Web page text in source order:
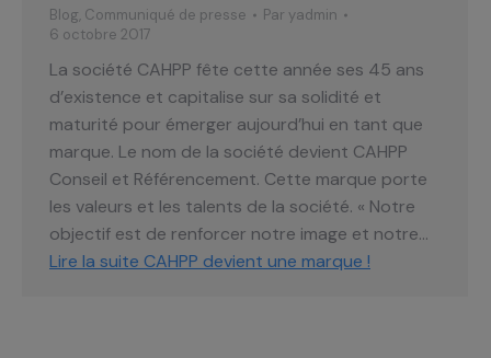
Blog, Communiqué de presse Par yadmin
6 octobre 2017
La société CAHPP fête cette année ses 45 ans
d’existence et capitalise sur sa solidité et
maturité pour émerger aujourd’hui en tant que
marque. Le nom de la société devient CAHPP
Conseil et Référencement. Cette marque porte
les valeurs et les talents de la société. « Notre
objectif est de renforcer notre image et notre…
Lire la suite CAHPP devient une marque !